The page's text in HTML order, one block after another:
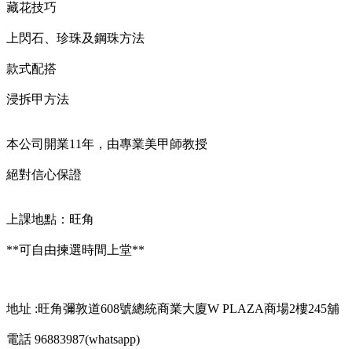
藏花技巧
上閃石、珍珠及鋼珠方法
款式配搭
浸拆甲方法
本公司開業11年，由專業美甲師教授
絕對信心保證
上課地點：旺角
**可自由揀選時間上堂**
地址 :旺角彌敦道608號總統商業大廈W PLAZA商場2樓245舖
電話 96883987(whatsapp)